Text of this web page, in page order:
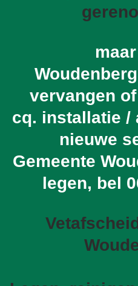
vervangen
cq. installatie /
nieuwe
Gemeente
legen, bel